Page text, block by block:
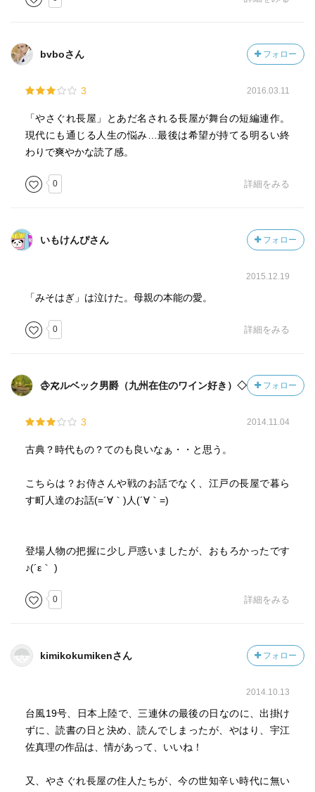
bvboさん フォロー
3 2016.03.11
「やさぐれ長屋」とあだ名される長屋が舞台の短編連作。
現代にも通じる人生の悩み…最後は希望が持てる明るい終
わりで爽やかな読了感。
0 詳細をみる
いもけんぴさん フォロー
2015.12.19
「みそはぎ」は泣けた。母親の本能の愛。
0 詳細をみる
◇マルベック男爵（九州在住のワイン好き）◇さん フォロー
3 2014.11.04
古典？時代もの？てのも良いなぁ・・と思う。
こちらは？お侍さんや戦のお話でなく、江戸の長屋で暮ら
す町人達のお話(=´∀｀)人(´∀｀=)
登場人物の把握に少し戸惑いましたが、おもろかったです
♪(´ε｀ )
0 詳細をみる
kimikokumikenさん フォロー
2014.10.13
台風19号、日本上陸で、三連休の最後の日なのに、出掛け
ずに、読書の日と決め、読んでしまったが、やはり、宇江
佐真理の作品は、情があって、いいね！
又、やさぐれ長屋の住人たちが、今の世知辛い時代に無い